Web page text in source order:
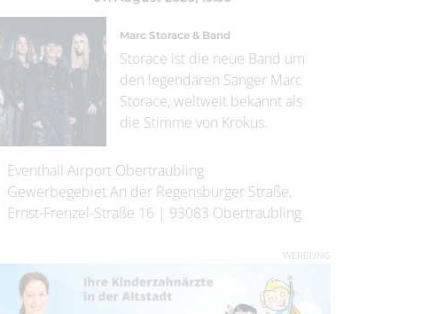
Marc Storace & Band
Storace ist die neue Band um
den legendären Sänger Marc
Storace, weltweit bekannt als
die Stimme von Krokus.
Eventhall Airport Obertraubling
Gewerbegebiet An der Regensburger Straße,
Ernst-Frenzel-Straße 16 | 93083 Obertraubling
WERBUNG